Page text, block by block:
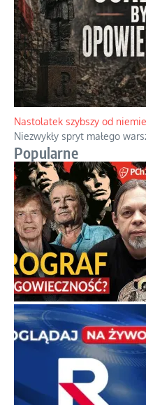
Niewykonalne rozkazy i
Uczestnicy Powstania
szacunek, ponieważ jako
niewykonalne....
Nastolatek szybszy od
Niezwykły spryt małego
Popularne